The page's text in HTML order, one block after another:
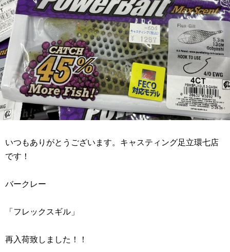
いつもありがとうございます。キャスティング足立環七店
です！
バークレー
「フレックスギル」
再入荷致しました！！